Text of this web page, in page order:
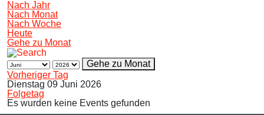
Nach Jahr
Nach Monat
Nach Woche
Heute
Gehe zu Monat
Gehe zu Monat
Vorheriger Tag
Dienstag 09 Juni 2026
Folgetag
Es wurden keine Events gefunden